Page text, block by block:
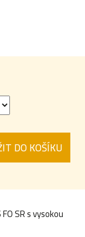
DO KOŠÍKU
SR s vysokou